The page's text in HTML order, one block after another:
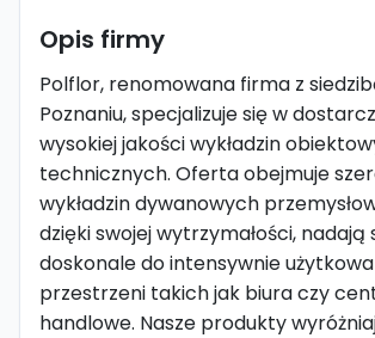
Opis firmy
Polflor, renomowana firma z
Poznaniu, specjalizuje się w
wysokiej jakości wykładzin
technicznych. Oferta obejmuje
wykładzin dywanowych
dzięki swojej wytrzymałości, nadają
doskonale do intensywnie
przestrzeni takich jak biura czy
handlowe. Nasze produkty